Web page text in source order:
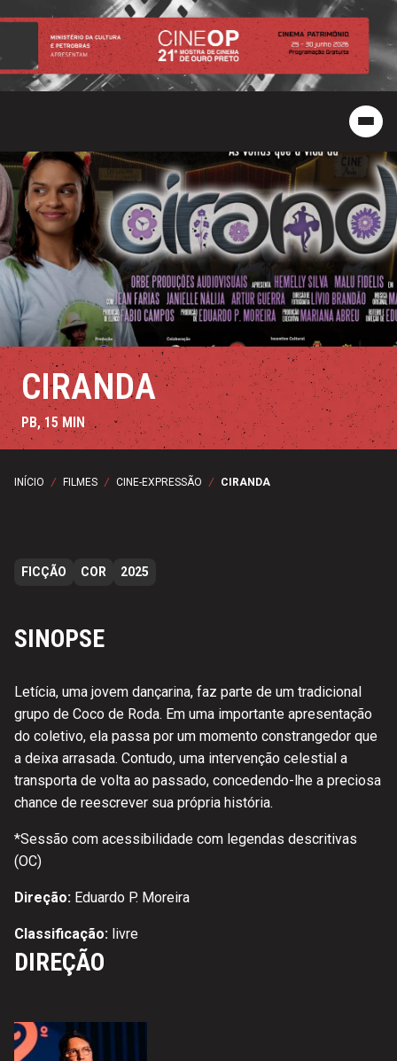
CIRANDA
PB, 15 MIN
INÍCIO / FILMES / CINE-EXPRESSÃO / CIRANDA
FICÇÃO COR 2025
SINOPSE
Letícia, uma jovem dançarina, faz parte de um tradicional
grupo de Coco de Roda. Em uma importante apresentação
do coletivo, ela passa por um momento constrangedor que
a deixa arrasada. Contudo, uma intervenção celestial a
transporta de volta ao passado, concedendo-lhe a preciosa
chance de reescrever sua própria história.
*Sessão com acessibilidade com legendas descritivas
(OC)
Direção: Eduardo P. Moreira
Classificação: livre
DIREÇÃO